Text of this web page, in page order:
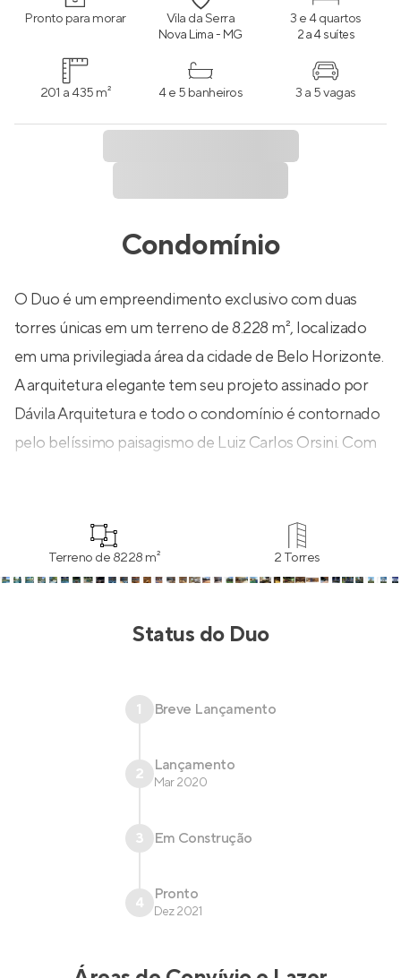
Pronto para morar Vila da Serra
Nova Lima - MG
3 e 4 quartos
2 a 4 suítes
201 a 435 m² 4 e 5 banheiros 3 a 5 vagas
Condomínio
O Duo é um empreendimento exclusivo com duas
torres únicas em um terreno de 8.228 m², localizado
em uma privilegiada área da cidade de Belo Horizonte.
A arquitetura elegante tem seu projeto assinado por
Dávila Arquitetura e todo o condomínio é contornado
pelo belíssimo paisagismo de Luiz Carlos Orsini. Com
festas, coworking, car wash, adega e muito mais!
Terreno de 8228 m² 2 Torres
Status do Duo
1 Breve Lançamento
2 Lançamento
Mar 2020
3 Em Construção
4 Pronto
Dez 2021